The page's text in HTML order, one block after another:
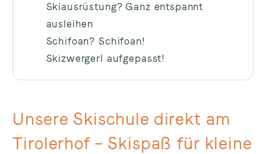
Skiausrüstung? Ganz entspannt
ausleihen
Schifoan? Schifoan!
Skizwergerl aufgepasst!
Unsere Skischule direkt am
Tirolerhof – Skispaß für kleine